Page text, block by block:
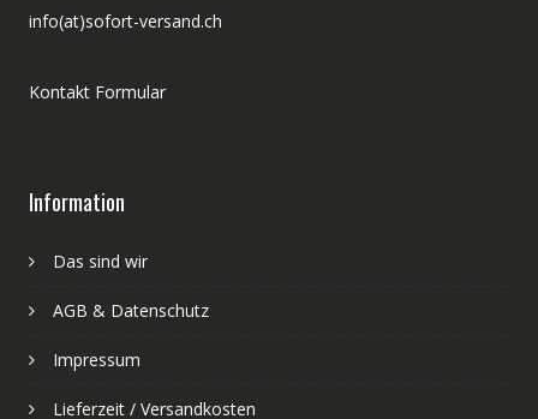
info(at)sofort-versand.ch
Kontakt Formular
Information
Das sind wir
AGB & Datenschutz
Impressum
Lieferzeit / Versandkosten